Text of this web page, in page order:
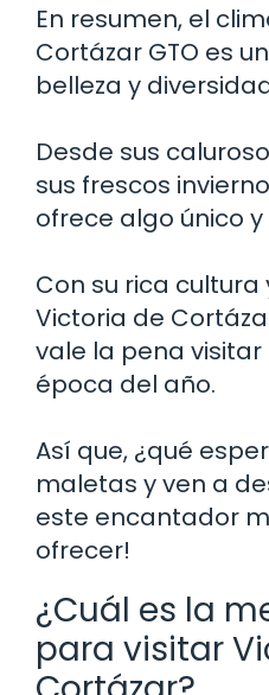
En resumen, el
Cortázar GTO es
belleza y
Desde sus
sus frescos
ofrece algo único
Con su rica
Victoria de
vale la pena
época del año.
Así que, ¿qué
maletas y ven a
este encantador
ofrecer!
¿Cuál es la
para visitar